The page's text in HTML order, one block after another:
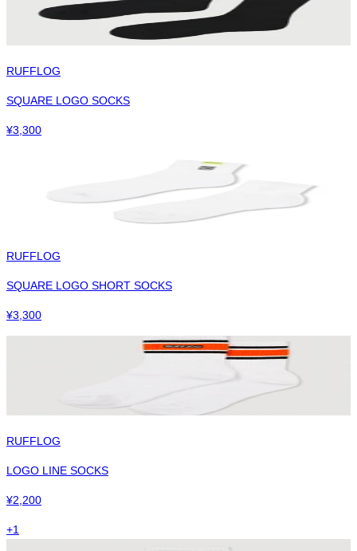
RUFFLOG
SQUARE LOGO SOCKS
¥3,300
RUFFLOG
SQUARE LOGO SHORT SOCKS
¥3,300
RUFFLOG
LOGO LINE SOCKS
¥2,200
+1